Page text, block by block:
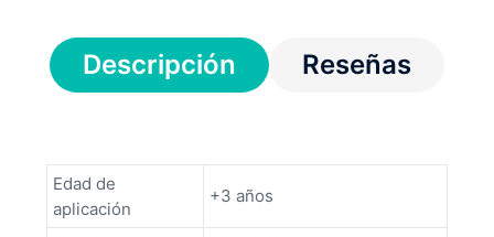
Descripción Reseñas
Edad de
aplicación
+3 años